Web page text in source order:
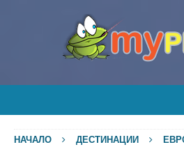
НАЧАЛО ДЕСТИНАЦИИ